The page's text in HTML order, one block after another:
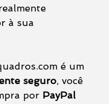
à sua
é um
seguro, você
por PayPal